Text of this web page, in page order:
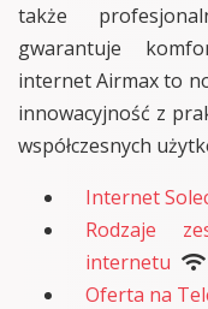
także
gwarantuje
internet Airmax to
innowacyjność z
współczesnych
Internet
Rodzaje
internetu
Oferta na